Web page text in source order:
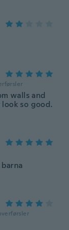
walls and
so good.